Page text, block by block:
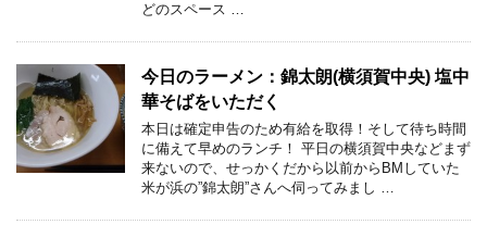
どのスペース …
今日のラーメン：錦太朗(横須賀中央) 塩中
華そばをいただく
本日は確定申告のため有給を取得！そして待ち時間
に備えて早めのランチ！ 平日の横須賀中央などまず
来ないので、せっかくだから以前からBMしていた
米が浜の”錦太朗”さんへ伺ってみまし …